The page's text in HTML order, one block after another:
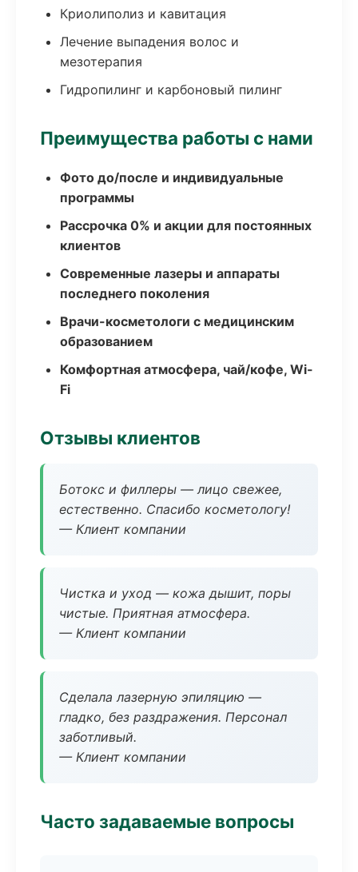
Криолиполиз и кавитация
Лечение выпадения волос и
мезотерапия
Гидропилинг и карбоновый пилинг
Преимущества работы с нами
Фото до/после и индивидуальные
программы
Рассрочка 0% и акции для постоянных
клиентов
Современные лазеры и аппараты
последнего поколения
Врачи-косметологи с медицинским
образованием
Комфортная атмосфера, чай/кофе, Wi-
Fi
Отзывы клиентов
Ботокс и филлеры — лицо свежее,
естественно. Спасибо косметологу!
— Клиент компании
Чистка и уход — кожа дышит, поры
чистые. Приятная атмосфера.
— Клиент компании
Сделала лазерную эпиляцию —
гладко, без раздражения. Персонал
заботливый.
— Клиент компании
Часто задаваемые вопросы